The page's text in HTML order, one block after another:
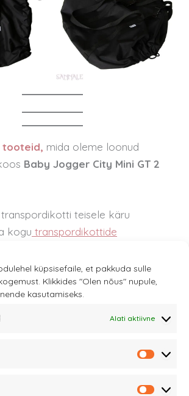
küpsisefaile, et pakkuda sulle
Klikkides "Olen nõus" nupule,
kasutamiseks.
Alati aktiivne
tooteid, mida oleme loonud
Baby Jogger City Mini GT 2
teisele käru
kogu transpordikottide